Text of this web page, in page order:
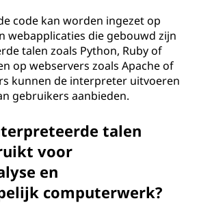
code kan worden ingezet op
webapplicaties die gebouwd zijn
talen zoals Python, Ruby of
op webservers zoals Apache of
kunnen de interpreter uitvoeren
gebruikers aanbieden.
talen
voor
en
computerwerk?